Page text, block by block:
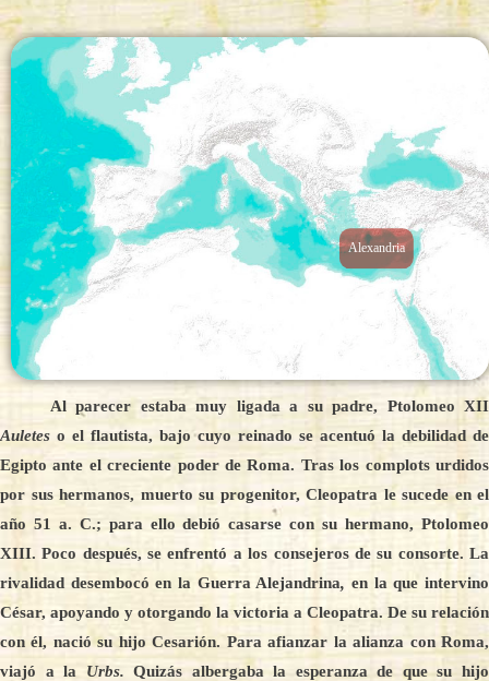
Alexandria
Al parecer estaba muy ligada a su padre, Ptolomeo XII
Auletes o el flautista, bajo cuyo reinado se acentuó la debilidad de
Egipto ante el creciente poder de Roma. Tras los complots urdidos
por sus hermanos, muerto su progenitor, Cleopatra le sucede en el
año 51 a. C.; para ello debió casarse con su hermano, Ptolomeo
XIII. Poco después, se enfrentó a los consejeros de su consorte. La
rivalidad desembocó en la Guerra Alejandrina,en la que intervino
César, apoyando y otorgando la victoria a Cleopatra. De su relación
con él, nació su hijo Cesarión. Para afianzar la alianza con Roma,
viajó a la Urbs.Quizás albergaba la esperanza de que su hijo